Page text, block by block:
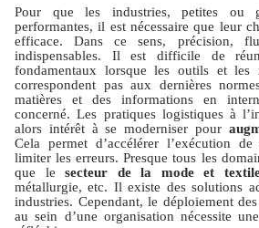
Pour que les industries, petites ou
performantes, il est nécessaire que leur
efficace. Dans ce sens, précision,
indispensables. Il est difficile de
fondamentaux lorsque les outils et les
correspondent pas aux dernières
matières et des informations en
concerné. Les pratiques logistiques à
alors intérêt à se moderniser pour
Cela permet d’accélérer l’exécution
limiter les erreurs. Presque tous les
que lesecteur de la mode et
métallurgie, etc. Il existe des solutions
industries. Cependant, le déploiement
au sein d’une organisation nécessite